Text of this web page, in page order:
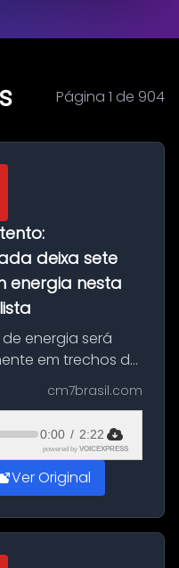
Página 1 de 904
deixa sete
energia nesta
energia será
em trechos de
terça-feira (21).
para a
cm7brasil.com
0:00 / 2:22
powered by VOICEXPRESS
Ver Original